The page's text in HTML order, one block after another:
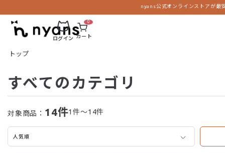
nyans公式オンラインストアが最
ログイン
0
カート
トップ
すべてのカテゴリ
対象商品： 14件1件～14件
人気順